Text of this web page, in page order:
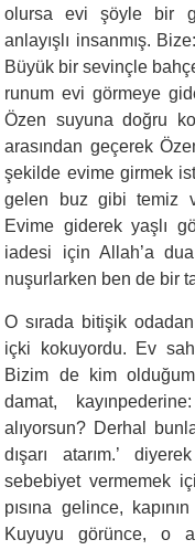
olursa evi şöyle bir
anlayışlı insanmış.
Büyük bir sevinçle
runum evi görmeye
Özen su­yuna doğru
arasından geçerek
şekilde evime girmek
gelen buz gibi temiz
Evime giderek yaşlı
iadesi için Allah’a
nuşurlarken ben de bir
O sırada bitişik
içki kokuyordu. Ev
Bizim de kim
damat,
alıyorsun? Derhal
dışarı atarım.’
sebebiyet vermemek
pısına gelince,
Kuyuyu görünce, o